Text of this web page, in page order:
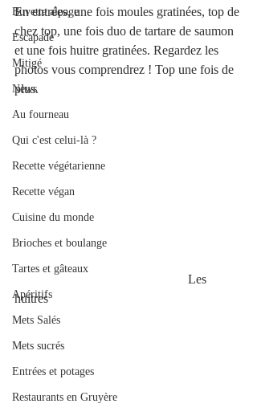
Buvette alpage
Escapade
Mitigé
News
Au fourneau
Qui c'est celui-là ?
Recette végétarienne
Recette végan
Cuisine du monde
Brioches et boulange
Tartes et gâteaux
Apéritifs
Mets Salés
Mets sucrés
Entrées et potages
Restaurants en Gruyère
En entrées, une fois moules gratinées, top de
chez top, une fois duo de tartare de saumon
et une fois huitre gratinées. Regardez les
photos vous comprendrez ! Top une fois de
plus.
                                                      Les
huitres